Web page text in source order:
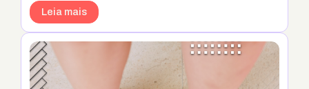
atendimento psicológico. Muitos mudaram para o
sistema online e agora não conseguem largar mais.
mais prática, não acha? Por isso hoje vamos falar
sobre algumas vantagens do atendimento …
Leia mais